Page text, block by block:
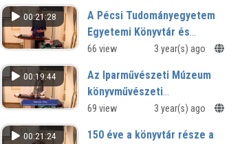
00:21:28
A Pécsi Tudományegyetem
Egyetemi Könyvtár és
Tudásközpont muzeális
66 view 3 year(s) ago
00:19:44
Az Iparművészeti Múzeum
könyvművészeti
gyűjteménye
69 view 3 year(s) ago
00:21:24
150 éve a könyvtár része a